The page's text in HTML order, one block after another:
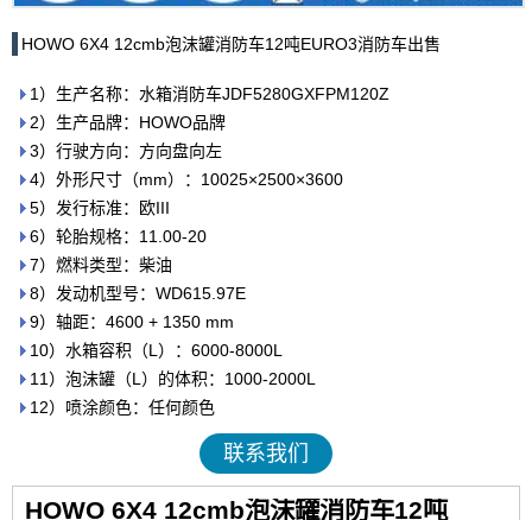
HOWO 6X4 12cmb泡沫罐消防车12吨EURO3消防车出售
1）生产名称：水箱消防车JDF5280GXFPM120Z
2）生产品牌：HOWO品牌
3）行驶方向：方向盘向左
4）外形尺寸（mm）：10025×2500×3600
5）发行标准：欧III
6）轮胎规格：11.00-20
7）燃料类型：柴油
8）发动机型号：WD615.97E
9）轴距：4600 + 1350 mm
10）水箱容积（L）：6000-8000L
11）泡沫罐（L）的体积：1000-2000L
12）喷涂颜色：任何颜色
联系我们
HOWO 6X4 12cmb泡沫罐消防车12吨